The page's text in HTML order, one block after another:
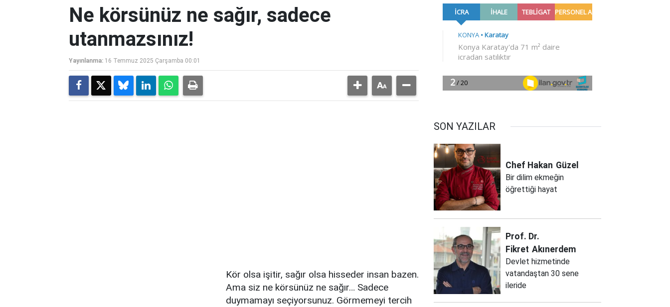
Ne körsünüz ne sağır, sadece
utanmazsınız!
Yayınlanma: 16 Temmuz 2025 Çarşamba 00:01
Kör olsa işitir, sağır olsa hisseder insan bazen.
Ama siz ne körsünüz ne sağır… Sadece
duymamayı seçiyorsunuz. Görmemeyi tercih
SON YAZILAR
Chef Hakan Güzel
Bir dilim ekmeğin
öğrettiği hayat
Prof. Dr.
Fikret Akınerdem
Devlet hizmetinde
vatandaştan 30 sene
ileride